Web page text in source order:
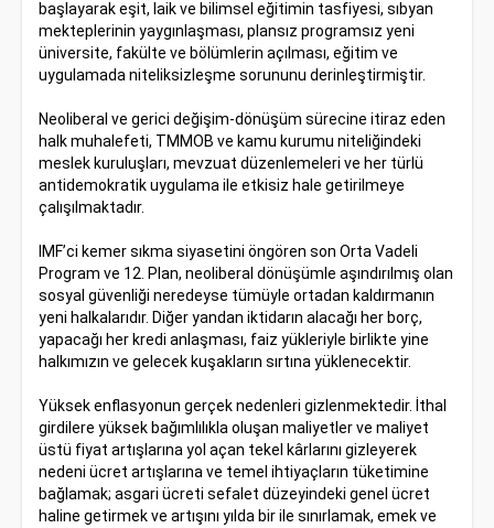
başlayarak eşit, laik ve bilimsel eğitimin tasfiyesi, sıbyan
mekteplerinin yaygınlaşması, plansız programsız yeni
üniversite, fakülte ve bölümlerin açılması, eğitim ve
uygulamada niteliksizleşme sorununu derinleştirmiştir.
Neoliberal ve gerici değişim-dönüşüm sürecine itiraz eden
halk muhalefeti, TMMOB ve kamu kurumu niteliğindeki
meslek kuruluşları, mevzuat düzenlemeleri ve her türlü
antidemokratik uygulama ile etkisiz hale getirilmeye
çalışılmaktadır.
IMF’ci kemer sıkma siyasetini öngören son Orta Vadeli
Program ve 12. Plan, neoliberal dönüşümle aşındırılmış olan
sosyal güvenliği neredeyse tümüyle ortadan kaldırmanın
yeni halkalarıdır. Diğer yandan iktidarın alacağı her borç,
yapacağı her kredi anlaşması, faiz yükleriyle birlikte yine
halkımızın ve gelecek kuşakların sırtına yüklenecektir.
Yüksek enflasyonun gerçek nedenleri gizlenmektedir. İthal
girdilere yüksek bağımlılıkla oluşan maliyetler ve maliyet
üstü fiyat artışlarına yol açan tekel kârlarını gizleyerek
nedeni ücret artışlarına ve temel ihtiyaçların tüketimine
bağlamak; asgari ücreti sefalet düzeyindeki genel ücret
haline getirmek ve artışını yılda bir ile sınırlamak, emek ve